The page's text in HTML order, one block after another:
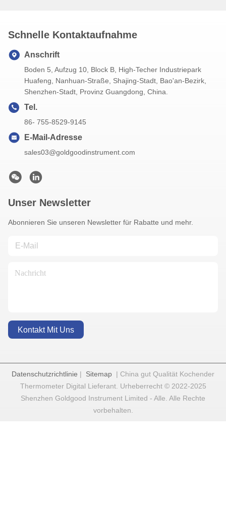
Schnelle Kontaktaufnahme
Anschrift
Boden 5, Aufzug 10, Block B, High-Techer Industriepark
Huafeng, Nanhuan-Straße, Shajing-Stadt, Bao'an-Bezirk,
Shenzhen-Stadt, Provinz Guangdong, China.
Tel.
86- 755-8529-9145
E-Mail-Adresse
sales03@goldgoodinstrument.com
Unser Newsletter
Abonnieren Sie unseren Newsletter für Rabatte und mehr.
Kontakt Mit Uns
Datenschutzrichtlinie | Sitemap | China gut Qualität Kochender
Thermometer Digital Lieferant. Urheberrecht © 2022-2025
Shenzhen Goldgood Instrument Limited - Alle. Alle Rechte
vorbehalten.